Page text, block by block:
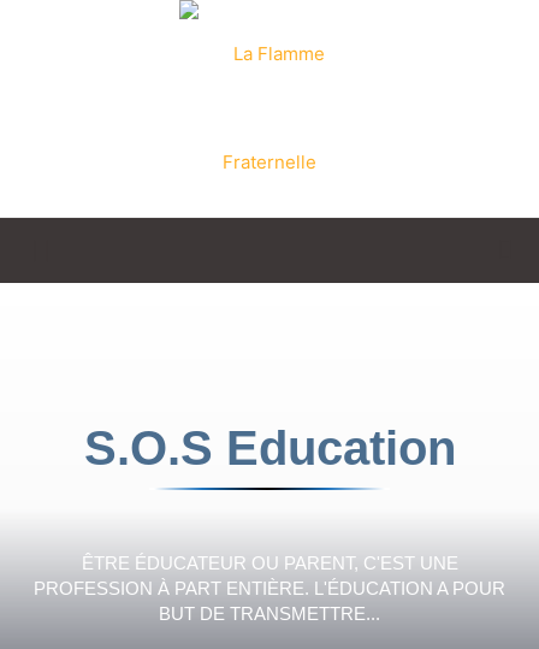
Fraternelle
–
S.O.S Education
ÊTRE ÉDUCATEUR OU PARENT, C'EST UNE
PROFESSION À PART ENTIÈRE. L'ÉDUCATION A POUR
BUT DE TRANSMETTRE...